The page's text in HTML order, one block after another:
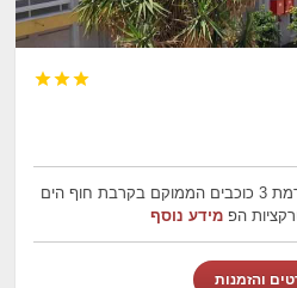



בית המלון קיו נתניה הינו מלון ברמת 3 כוכבים הממוקם בקרבת חוף הים
הפמידע נוסף
והזמנות